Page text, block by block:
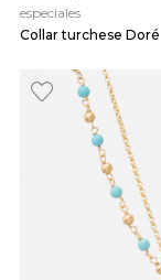
especiales
Collar turchese Doré